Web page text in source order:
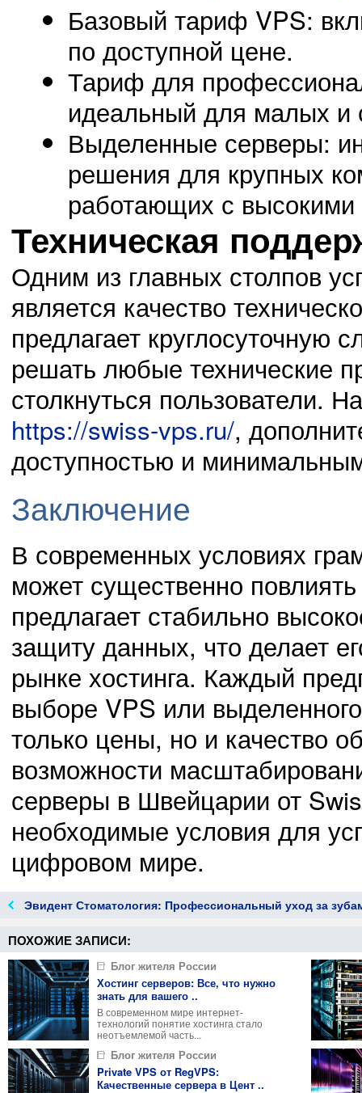
Базовый тариф VPS:
по доступной цене.
Тариф для
идеальный для малых и
Выделенные серверы:
решения для крупных
работающих с высокими
Техническая
Одним из главных столпов
является качество
предлагает круглосуточную
решать любые технические
столкнуться пользователи.
https://swiss-vps.ru/,
доступностью и
Заключение
В современных условиях
может существенно
предлагает стабильно
защиту данных, что делает
рынке хостинга. Каждый
выборе VPS или
только цены, но и качество
возможности
серверы в Швейцарии от
необходимые условия для
цифровом мире.
Эвидент Стоматология: Профессиональный уход за
ПОХОЖИЕ ЗАПИСИ:
Блог жителя России
Хостинг серверов: Все, что нужно
знать для вашего ..
В современном мире интернет-
технологий понятие хостинга стало
неотъемлемой часть...
Блог жителя России
Private VPS от RegVPS:
Качественные сервера в Цент ..